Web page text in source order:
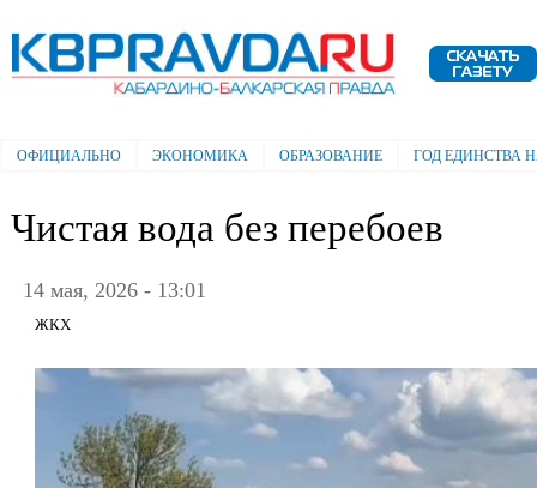
Электронная газета "Кабардино-
Балкарская правда"
Главное меню
ОФИЦИАЛЬНО ЭКОНОМИКА ОБРАЗОВАНИЕ ГОД ЕДИНСТВА
Чистая вода без перебоев
14 мая, 2026 - 13:01
ЖКХ